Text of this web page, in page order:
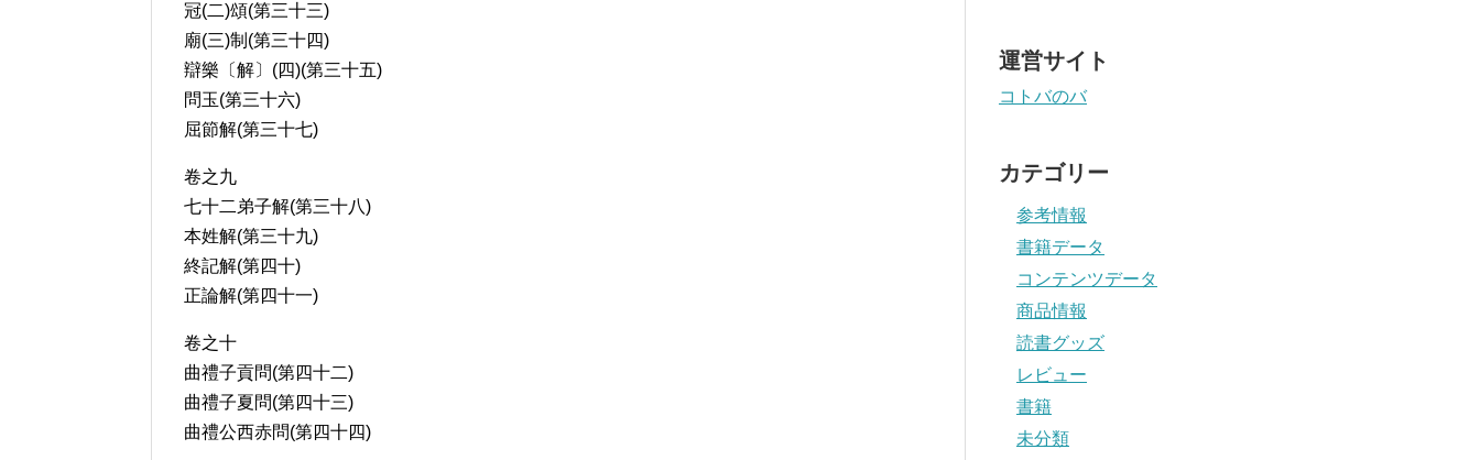
冠(二)頌(第三十三)
廟(三)制(第三十四)
辯樂〔解〕(四)(第三十五)
問玉(第三十六)
屈節解(第三十七)
卷之九
七十二弟子解(第三十八)
本姓解(第三十九)
終記解(第四十)
正論解(第四十一)
卷之十
曲禮子貢問(第四十二)
曲禮子夏問(第四十三)
曲禮公西赤問(第四十四)
運営サイト
コトバのバ
カテゴリー
参考情報
書籍データ
コンテンツデータ
商品情報
読書グッズ
レビュー
書籍
未分類